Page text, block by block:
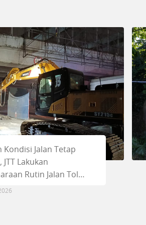
Kondisi Jalan Tetap
Lakukan
Rutin Jalan Tol